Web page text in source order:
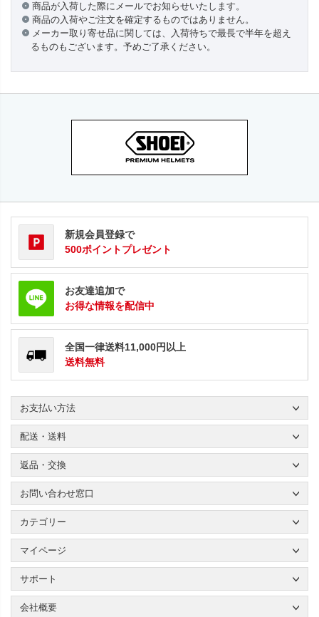
商品が入荷した際にメールでお知らせいたします。
商品の入荷やご注文を確定するものではありません。
メーカー取り寄せ品に関しては、入荷待ちで最長で半年を超え
るものもございます。予めご了承ください。
新規会員登録で
500ポイントプレゼント
お友達追加で
お得な情報を配信中
全国一律送料11,000円以上
送料無料
お支払い方法
配送・送料
返品・交換
お問い合わせ窓口
カテゴリー
マイページ
サポート
会社概要